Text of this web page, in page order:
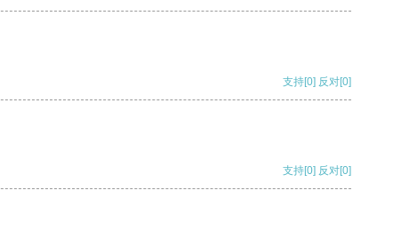
支持[0] 反对[0]
支持[0] 反对[0]